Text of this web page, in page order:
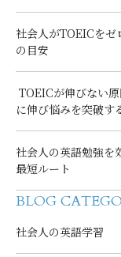
社会人がTOEICをゼ
の目安
TOEICが伸びない
に伸び悩みを突破す
社会人の英語勉強を
最短ルート
BLOG
社会人の英語学習